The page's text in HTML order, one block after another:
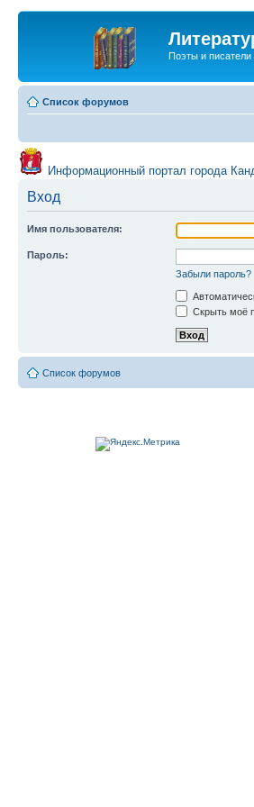
Поэты и
Список форумов
Информационный портал города
Вход
Имя пользователя:
Пароль:
Забыли пароль?
Скрыть моё
Список форумов